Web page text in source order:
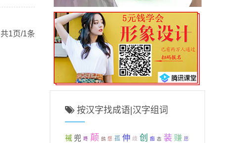
共1页/1条
按汉字找成语|汉字组词
祴 兜 咚 颠 鸱 惄 孤 伸 歧 创 痂 态 装 赚 愿